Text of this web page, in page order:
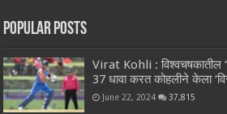
Popular Posts
Virat Kohli : विश्वचषकातील
37 धावा करत कोहलीने केला
June 22, 2024 37,815